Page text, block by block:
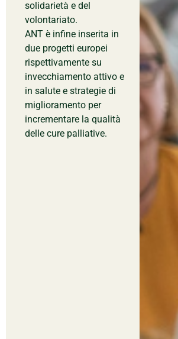
solidarietà e del
volontariato.
ANT è infine inserita in
due progetti europei
rispettivamente su
invecchiamento attivo e
in salute e strategie di
miglioramento per
incrementare la qualità
delle cure palliative.